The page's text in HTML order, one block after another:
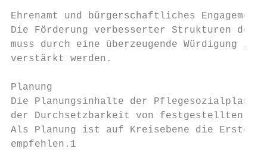
Ehrenamt und bürgerschaftliches Engagement
Die Förderung verbesserter Strukturen des
muss durch eine überzeugende Würdigung
verstärkt werden.
Planung
Die Planungsinhalte der
der Durchsetzbarkeit von festgestellten
Als Planung ist auf Kreisebene die
empfehlen.1